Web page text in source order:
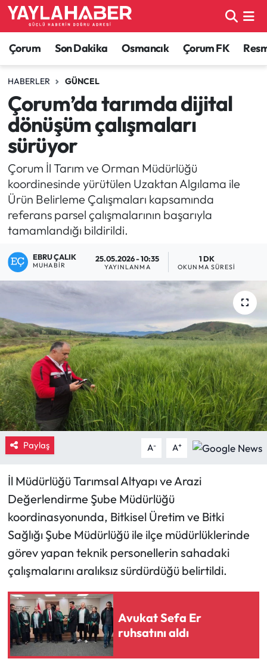
Çorum Son Dakika Osmancık Çorum FK
HABERLER GÜNCEL
Çorum’da tarımda dijital
dönüşüm çalışmaları
sürüyor
Çorum İl Tarım ve Orman Müdürlüğü
koordinesinde yürütülen Uzaktan Algılama ile
Ürün Belirleme Çalışmaları kapsamında
referans parsel çalışmalarının başarıyla
tamamlandığı bildirildi.
EBRU ÇALIK
MUHABIR
25.05.2026 - 10:35
YAYINLANMA
1 DK
OKUNMA SÜRESI
Paylaş A- A+
İl Müdürlüğü Tarımsal Altyapı ve Arazi
Değerlendirme Şube Müdürlüğü
koordinasyonunda, Bitkisel Üretim ve Bitki
Sağlığı Şube Müdürlüğü ile ilçe müdürlüklerinde
görev yapan teknik personellerin sahadaki
çalışmalarını aralıksız sürdürdüğü belirtildi.
Avukat Sefa Er
ruhsatını aldı
Alaca Haberleri
Bayat Haberleri
Bilgi - Keşfet Haberleri
Bilim ve Teknoloji
Boğazkale Haberleri
Çorum Haberleri
Çorum Son Dakika Haberleri
Dodurga Haberleri
Eğitim
Güncel
İskilip Haberleri
Kargı Haberleri
Kimdir?
Laçin Haberleri
Magazin
Mecitözü Haberleri
Oğuzlar Haberleri
Ortaköy Haberleri
Osmancık Haberleri
Çorum Nöbetçi Eczaneler
Çorum Hava Durumu
Çorum Namaz Vakitleri
Çorum Trafik Yoğunluk Haritası
TFF 1.Lig Puan Durumu ve Fikstür
Tüm Manşetler
Son Dakika Haberleri
Haber Arşivi